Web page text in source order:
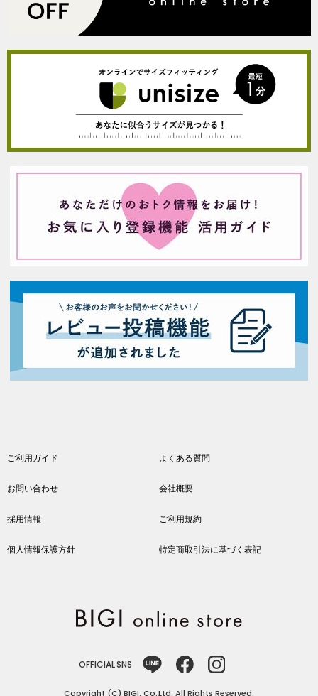
ご利用ガイド よくある質問
お問い合わせ 会社概要
採用情報 ご利用規約
個人情報保護方針 特定商取引法に基づく表記
OFFICIAL SNS
Copyright (C) BIGI. Co.,Ltd. All Rights Reserved.